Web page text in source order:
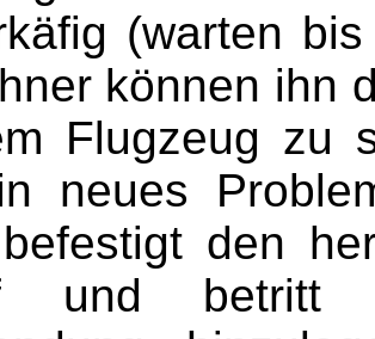
(warten
können ihn
Flugzeug zu
neues
den
und